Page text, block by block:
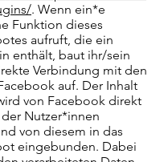
. Wenn ein*e
Funktion dieses
aufruft, die ein
enthält, baut ihr/sein
Verbindung mit den
auf. Der Inhalt
von Facebook direkt
Nutzer*innen
von diesem in das
eingebunden. Dabei